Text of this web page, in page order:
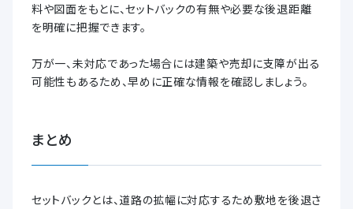
料や図面をもとに、セットバックの有無や必要な後退距離
を明確に把握できます。
万が一、未対応であった場合には建築や売却に支障が出る
可能性もあるため、早めに正確な情報を確認しましょう。
まとめ
セットバックとは、道路の拡幅に対応するため敷地を後退さ